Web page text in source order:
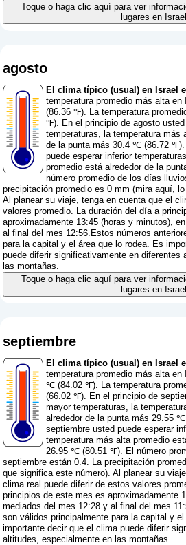
Toque o haga clic aquí para ver
lugares en Israel
agosto
El clima típico (usual) en Israel
temperatura promedio más alta
(86.36 ℉). La temperatura
℉). En el principio de agosto
temperaturas, la temperatura más
de la punta más 30.4 ℃ (86.72
puede esperar inferior
promedio está alrededor de la
número promedio de los días
precipitación promedio es 0 mm (mira aquí,
Al planear su viaje, tenga en cuenta que el
valores promedio. La duración del día a
aproximadamente 13:45 (horas y minutos),
al final del mes 12:56.Estos números
para la capital y el área que lo rodea. Es
puede diferir significativamente en diferentes
las montañas.
Toque o haga clic aquí para ver
lugares en Israel
septiembre
El clima típico (usual) en Israel
temperatura promedio más alta
℃ (84.02 ℉). La temperatura
(66.02 ℉). En el principio de
mayor temperaturas, la
alrededor de la punta más 29.55
septiembre usted puede esperar
temperatura más alta promedio
26.95 ℃ (80.51 ℉). El número
septiembre están 0.4. La precipitación
que significa este número). Al planear su
clima real puede diferir de estos valores
principios de este mes es aproximadamente
mediados del mes 12:28 y al final del mes
son válidos principalmente para la capital y
importante decir que el clima puede diferir
altitudes, especialmente en las montañas.